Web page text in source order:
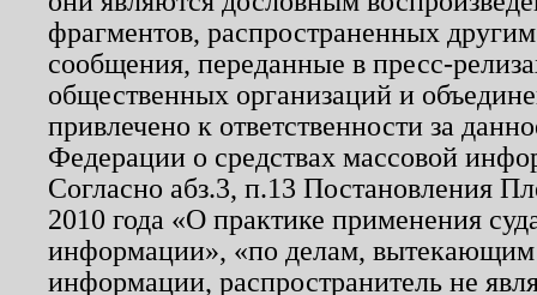
фрагментов, распространенных
сообщения, переданные в пресс-
общественных организаций и
привлечено к ответственности за
Федерации о средствах массовой
Согласно абз.3, п.13 Постановления
2010 года «О практике применения
информации», «по делам, вытекающим
информации, распространитель не